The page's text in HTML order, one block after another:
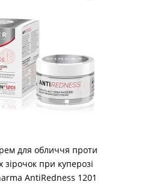
для обличчя проти
зірочок при куперозі
AntiRedness 1201